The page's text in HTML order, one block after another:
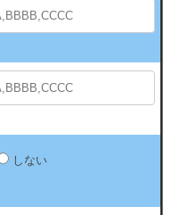
しない